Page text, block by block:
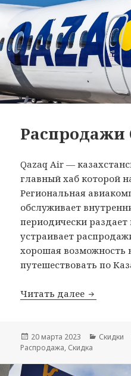
Распродажи
Qazaq Air —
главный хаб которой
Региональная
обслуживает
периодически
устраивает
хорошая возможность
путешествовать по
Читать далее
Опубликовано
20 марта 2023 Рубрики
Скидки
Распродажа, Скидка